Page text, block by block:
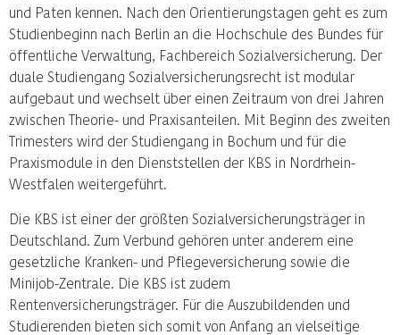
und Paten kennen. Nach den Orientierungstagen geht es zum
Studienbeginn nach Berlin an die Hochschule des Bundes für
öffentliche Verwaltung, Fachbereich Sozialversicherung. Der
duale Studiengang Sozialversicherungsrecht ist modular
aufgebaut und wechselt über einen Zeitraum von drei Jahren
zwischen Theorie- und Praxisanteilen. Mit Beginn des zweiten
Trimesters wird der Studiengang in Bochum und für die
Praxismodule in den Dienststellen der KBS in Nordrhein-
Westfalen weitergeführt.
Die KBS ist einer der größten Sozialversicherungsträger in
Deutschland. Zum Verbund gehören unter anderem eine
gesetzliche Kranken- und Pflegeversicherung sowie die
Minijob-Zentrale. Die KBS ist zudem
Rentenversicherungsträger. Für die Auszubildenden und
Studierenden bieten sich somit von Anfang an vielseitige